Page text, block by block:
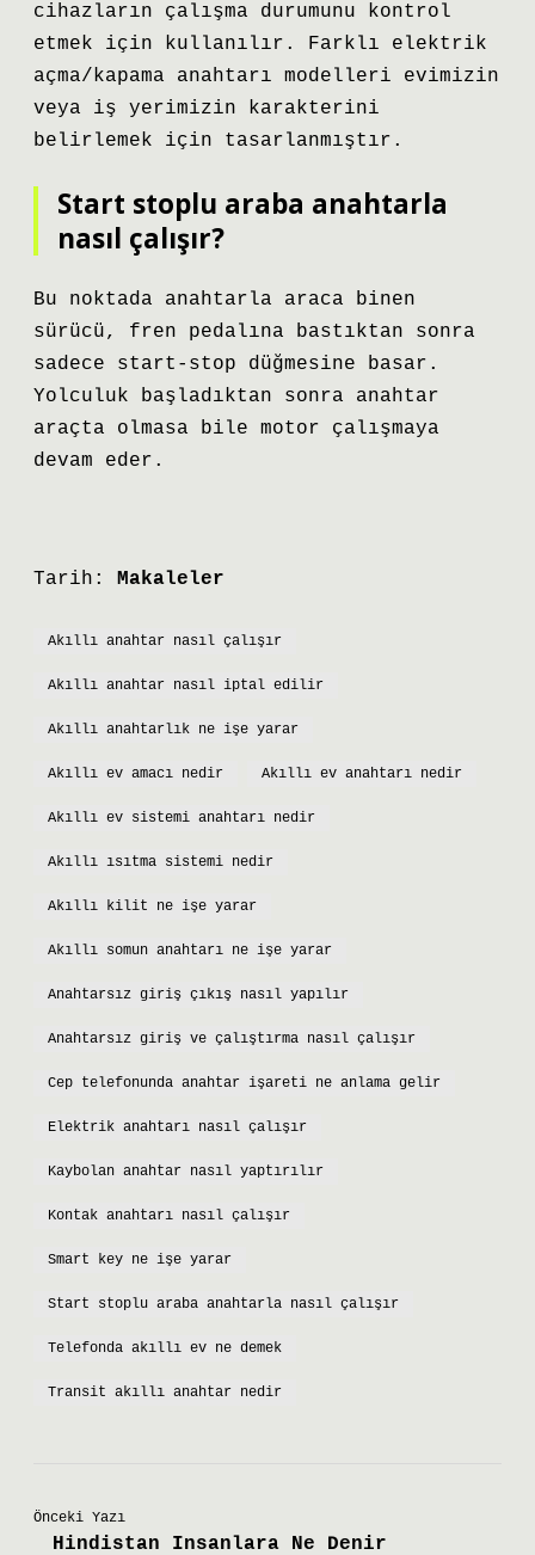
cihazların çalışma durumunu kontrol
etmek için kullanılır. Farklı elektrik
açma/kapama anahtarı modelleri evimizin
veya iş yerimizin karakterini
belirlemek için tasarlanmıştır.
Start stoplu araba anahtarla
nasıl çalışır?
Bu noktada anahtarla araca binen
sürücü, fren pedalına bastıktan sonra
sadece start-stop düğmesine basar.
Yolculuk başladıktan sonra anahtar
araçta olmasa bile motor çalışmaya
devam eder.
Tarih: Makaleler
Akıllı anahtar nasıl çalışır
Akıllı anahtar nasıl iptal edilir
Akıllı anahtarlık ne işe yarar
Akıllı ev amacı nedir Akıllı ev anahtarı nedir
Akıllı ev sistemi anahtarı nedir
Akıllı ısıtma sistemi nedir
Akıllı kilit ne işe yarar
Akıllı somun anahtarı ne işe yarar
Anahtarsız giriş çıkış nasıl yapılır
Anahtarsız giriş ve çalıştırma nasıl çalışır
Cep telefonunda anahtar işareti ne anlama gelir
Elektrik anahtarı nasıl çalışır
Kaybolan anahtar nasıl yaptırılır
Kontak anahtarı nasıl çalışır
Smart key ne işe yarar
Start stoplu araba anahtarla nasıl çalışır
Telefonda akıllı ev ne demek
Transit akıllı anahtar nedir
Önceki Yazı
Hindistan Insanlara Ne Denir